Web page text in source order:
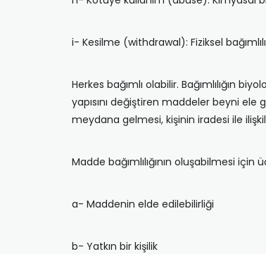
i- Kesilme (withdrawal): Fiziksel
Herkes bağımlı olabilir. Bağımlılığın
yapısını değiştiren maddeler beyni
meydana gelmesi, kişinin iradesi ile
Madde bağımlılığının oluşabilmesi
a- Maddenin elde edilebilirliği
b- Yatkın bir kişilik